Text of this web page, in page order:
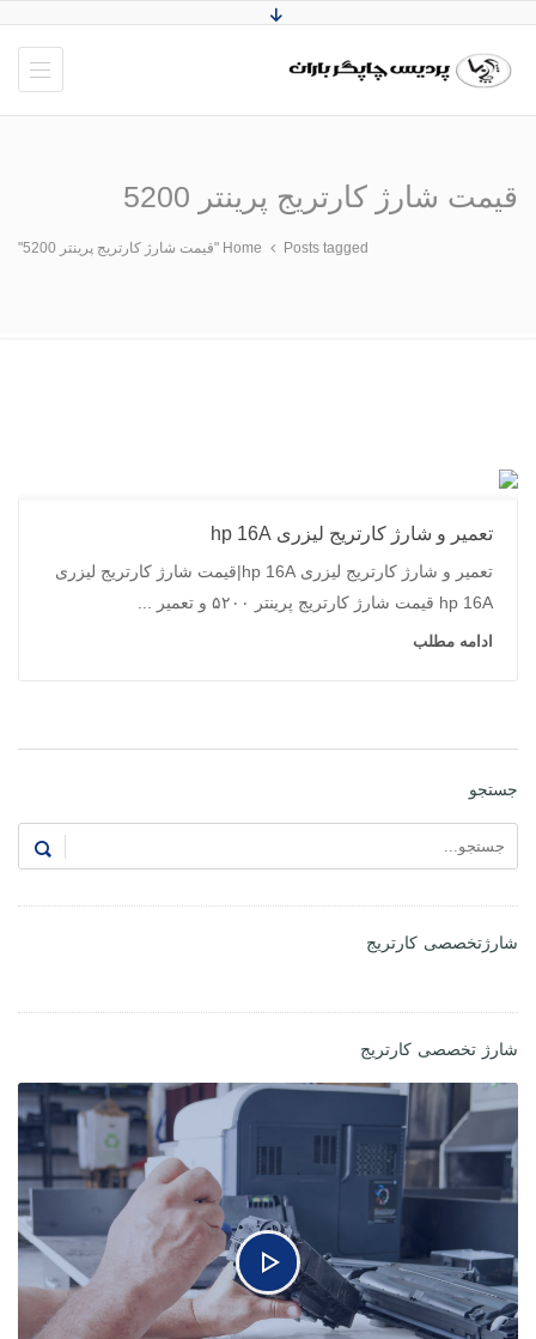
قیمت شارژ کارتریج پرینتر 5200
Home Posts tagged "قیمت شارژ کارتریج پرینتر 5200"
تعمیر و شارژ کارتریج لیزری hp 16A
تعمیر و شارژ کارتریج لیزری hp 16A|قیمت شارژ کارتریج لیزری
hp 16A قیمت شارژ کارتریج پرینتر ۵۲۰۰ و تعمیر ...
ادامه مطلب
جستجو
شارژتخصصی کارتریج
شارژ تخصصی کارتریج